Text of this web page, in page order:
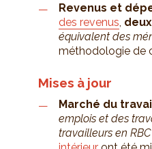
Revenus et
des revenus,
équivalent des
méthodologie de
Mises à jour
Marché du
emplois et des
travailleurs en